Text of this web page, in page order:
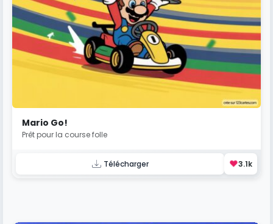
Mario Go!
Prêt pour la course folle
Télécharger ❤️3.1k